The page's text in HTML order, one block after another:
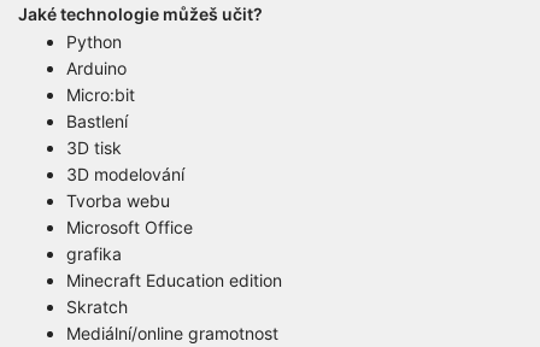
Jaké technologie můžeš učit?
Python
Arduino
Micro:bit
Bastlení
3D tisk
3D modelování
Tvorba webu
Microsoft Office
grafika
Minecraft Education edition
Skratch
Mediální/online gramotnost